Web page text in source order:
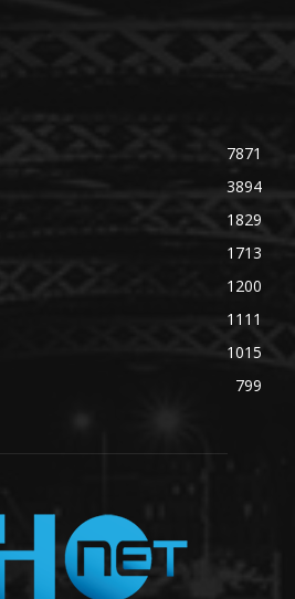
7871
3894
1829
1713
1200
1111
1015
799